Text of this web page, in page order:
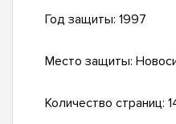
Год защиты: 1997
Место защиты:
Количество страниц: